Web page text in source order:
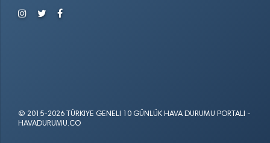
© 2015-2026 TÜRKIYE GENELI 10 GÜNLÜK HAVA DURUMU PORTALI -
HAVADURUMU.CO